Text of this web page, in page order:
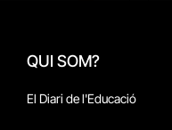
QUI SOM?
El Diari de l'Educació